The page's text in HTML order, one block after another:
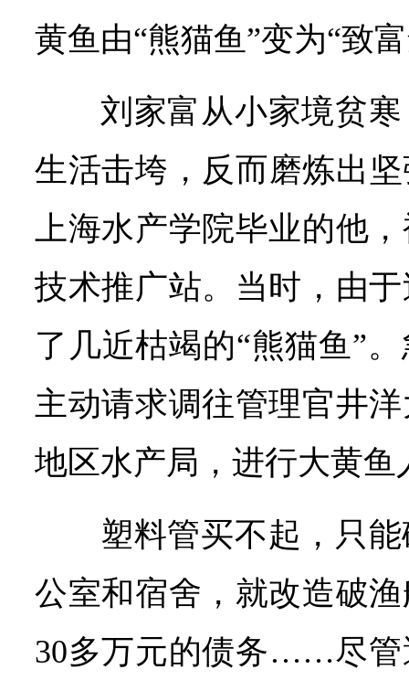
黄鱼由“熊猫鱼”变为“致
刘家富从小家境贫
生活击垮，反而磨炼出
上海水产学院毕业的他
技术推广站。当时，由
了几近枯竭的“熊猫鱼”
主动请求调往管理官井
地区水产局，进行大黄鱼
塑料管买不起，只
公室和宿舍，就改造破
30多万元的债务……尽管